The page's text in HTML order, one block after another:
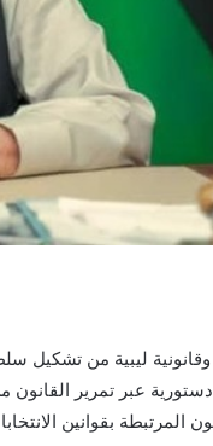
ليبية من تشكيل
عبر تمرير القانون
المرتبطة بقوانين